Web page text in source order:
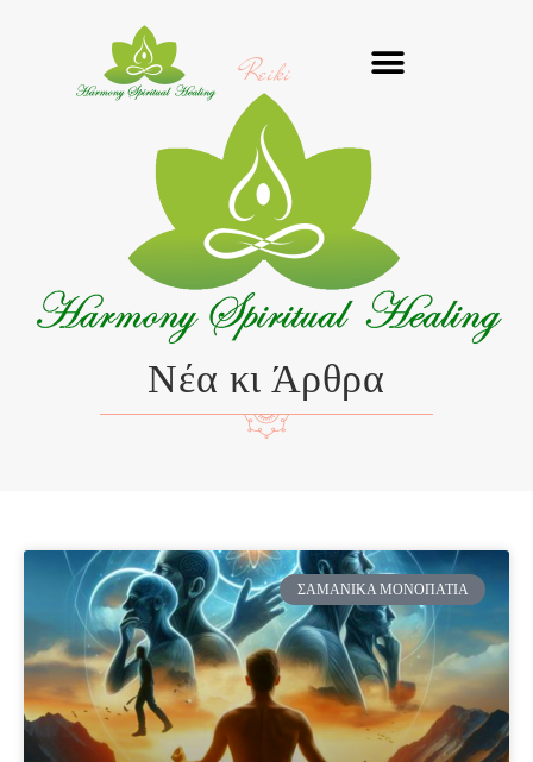
Reiki
Νέα κι Άρθρα
ΣΑΜΑΝΙΚΆ ΜΟΝΟΠΆΤΙΑ